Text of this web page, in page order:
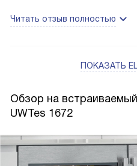
температурные зоны.
Читать отзыв полностью
ПОКАЗАТЬ
Обзор на
UWTes 1672